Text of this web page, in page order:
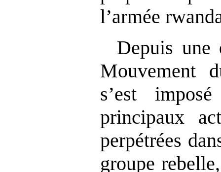
l’armée
Depuis une
Mouvement
s’est
principaux
perpétrées
groupe